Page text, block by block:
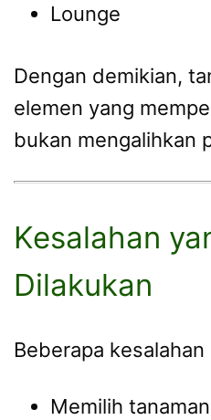
Lounge
Dengan demikian,
elemen yang
bukan mengalihkan
Kesalahan
Dilakukan
Beberapa
Memilih